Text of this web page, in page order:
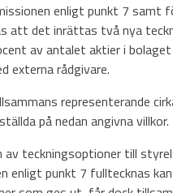
enligt punkt 7
att det inrättas två nya
av antalet aktier i
externa rådgivare.
representerande
på nedan angivna villkor.
av teckningsoptioner till
enligt punkt 7 fulltecknas